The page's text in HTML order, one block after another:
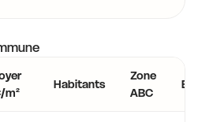
m²
Habitants
Zone
ABC